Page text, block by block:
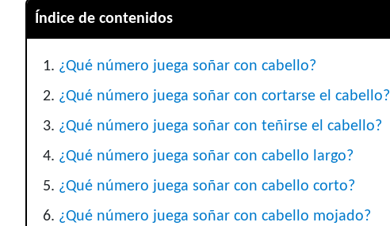
Índice de contenidos
¿Qué número juega soñar con cabello?
¿Qué número juega soñar con cortarse el cabello?
¿Qué número juega soñar con teñirse el cabello?
¿Qué número juega soñar con cabello largo?
¿Qué número juega soñar con cabello corto?
¿Qué número juega soñar con cabello mojado?